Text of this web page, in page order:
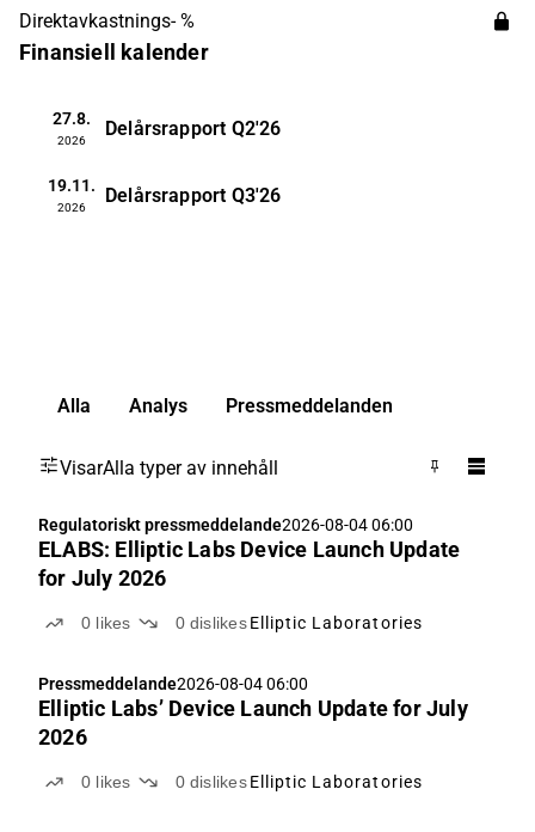
Direktavkastnings- %
Finansiell kalender
27.8.
2026
Delårsrapport Q2'26
19.11.
2026
Delårsrapport Q3'26
Alla Analys Pressmeddelanden
VisarAlla typer av innehåll
Regulatoriskt pressmeddelande2026-08-04 06:00
ELABS: Elliptic Labs Device Launch Update
for July 2026
0 likes 0 dislikes Elliptic Laboratories
Pressmeddelande2026-08-04 06:00
Elliptic Labs’ Device Launch Update for July
2026
0 likes 0 dislikes Elliptic Laboratories